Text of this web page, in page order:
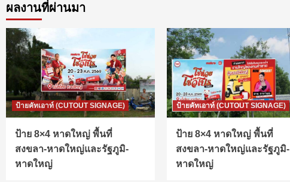
ผลงานที่ผ่านมา
ป้ายคัทเอาท์ (CUTOUT SIGNAGE)
ป้าย 8×4 หาดใหญ่ พื้นที่
สงขลา-หาดใหญ่และรัฐภูมิ-
หาดใหญ่
ป้ายคัทเอาท์ (CUTOUT SIGNAGE)
ป้าย 8×4 หาดใหญ่ พื้นที่
สงขลา-หาดใหญ่และรัฐภูมิ-
หาดใหญ่